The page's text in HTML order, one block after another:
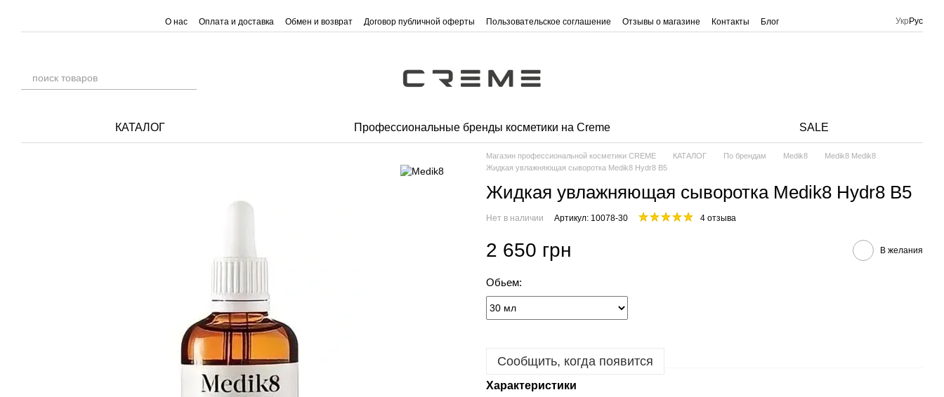
О нас Оплата и доставка Обмен и возврат Договор публичной оферты Пользовательское соглашение Отзывы о магазине Контакты Блог Укр Рус
КАТАЛОГ Профессиональные бренды косметики на Creme SALE
Магазин профессиональной косметики CREME КАТАЛОГ По брендам Medik8
Medik8 Medik8
Жидкая увлажняющая сыворотка Medik8 Hydr8 B5
Жидкая увлажняющая сыворотка Medik8 Hydr8 B5
Нет в наличии Артикул: 10078-30 4 отзыва
2 650 грн В желания
Обьем:
Сообщить, когда появится
Характеристики